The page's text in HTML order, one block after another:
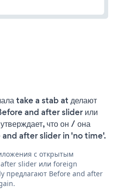
take a stab at делают
and after slider или
что он / она
and after slider in 'no time'.
с открытым
slider или foreign
предлагают Before and after